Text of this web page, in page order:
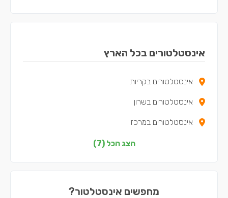
אינסטלטורים בכל הארץ
אינסטלטורים בקריות
אינסטלטורים בשרון
אינסטלטורים במרכז
אינסטלטורים בצפון
אינסטלטורים בדרום
הצג הכל (7)
מחפשים אינסטלטור?